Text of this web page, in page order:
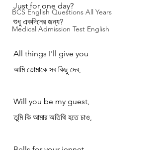
BCS English Questions All Years
Medical Admission Test English
Just for one day?
শুধু একদিনের জন্য?
All things I'll give you
আমি তোমাকে সব কিছু দেব,
Will you be my guest,
তুমি কি আমার অতিথি হতে চাও,